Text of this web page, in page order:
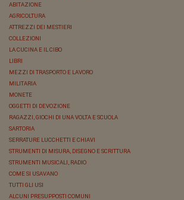
ABITAZIONE
AGRICOLTURA
ATTREZZI DEI MESTIERI
COLLEZIONI
LA CUCINA E IL CIBO
LIBRI
MEZZI DI TRASPORTO E LAVORO
MILITARIA
MONETE
OGGETTI DI DEVOZIONE
RAGAZZI, GIOCHI DI UNA VOLTA E SCUOLA
SARTORIA
SERRATURE LUCCHETTI E CHIAVI
STRUMENTI DI MISURA, DISEGNO E SCRITTURA
STRUMENTI MUSICALI, RADIO
COME SI USAVANO
TUTTI GLI USI
ALCUNI PRESUPPOSTI COMUNI